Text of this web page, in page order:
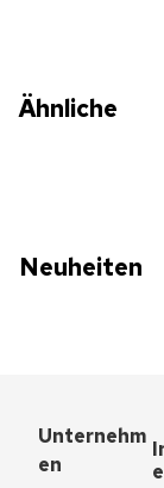
Ähnliche
Neuheiten
Unternehm
en